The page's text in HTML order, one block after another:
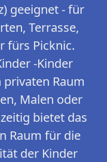
geeignet - für
Terrasse,
fürs Picknic.
-Kinder
Raum
Malen oder
bietet das
Raum für die
der Kinder